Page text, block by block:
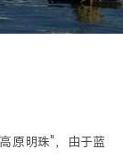
原明珠"，由于蓝